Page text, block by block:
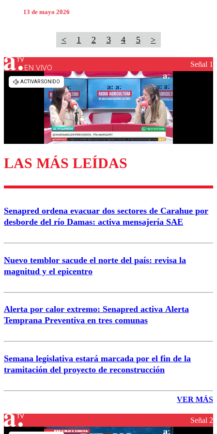
13 de mayo 2026
< 1 2 3 4 5 >
EN VIVO Señal 1
LAS MÁS LEÍDAS
Senapred ordena evacuar dos sectores de Carahue por
desborde del río Damas: activa mensajería SAE
Nuevo temblor sacude el norte del país: revisa la
magnitud y el epicentro
Alerta por calor extremo: Senapred activa Alerta
Temprana Preventiva en tres comunas
Semana legislativa estará marcada por el fin de la
tramitación del proyecto de reconstrucción
VER MÁS
Señal 2